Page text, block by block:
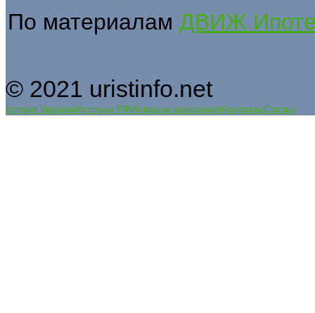
По материалам ДВИЖ
© 2021 uristinfo.net
Історія УкраїниИстория РФИсковые заявленияКонтактыСтатьи